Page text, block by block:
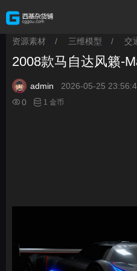
资源素材 / 三维模型 / 交
2008款马自达风籁-
admin
2026-05-25
0
1 金币